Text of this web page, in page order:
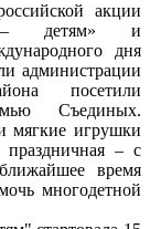
акции
– детям» и
дня
администрации
посетили
Съединых.
мягкие игрушки
праздничная – с
время
многодетной